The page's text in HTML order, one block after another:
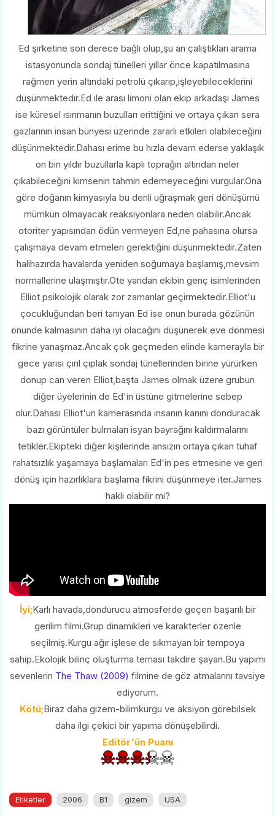
Ed şirketine son derece bağlı olup,şu an çalıştıkları arama
istasyonunda sondaj tünelleri yıllar önce kapatılmasına
rağmen yerin altındaki petrolü çıkarıp,işleyebileceklerini
düşünmektedir.Ed ile arası limoni olan ekip arkadaşı James
ise küresel ısınmanın buzulları erittiğini ve ortaya çıkan sera
gazlarının insan bünyesi üzerinde zararlı etkileri olabileceğini
düşünmektedir.Dahası erime bu hızla devam ederse yaklaşık
on bin yıldır buzullarla kaplı toprağın altından neler
çıkabileceğini kimsenin tahmin edemeyeceğini vurgular.Ona
göre doğanın kimyasıyla bu denli uğraşmak geri dönüşümü
mümkün olmayacak reaksiyonlara neden olabilir.Ancak
otoriter yapısından ödün vermeyen Ed,ne pahasına olursa
çalışmaya devam etmeleri gerektiğini düşünmektedir.Zaten
halihazırda havalarda yeniden soğumaya başlamış,mevsim
normallerine ulaşmıştır.Öte yandan ekibin genç isimlerinden
Elliot psikolojik olarak zor zamanlar geçirmektedir.Elliot'u
çocukluğundan beri tanıyan Ed ise onun burada gözünün
önünde kalmasının daha iyi olacağını düşünerek eve dönmesi
fikrine yanaşmaz.Ancak çok geçmeden elinde kamerayla bir
gece yarısı çırıl çıplak sondaj tünellerinden birine yürürken
donup can veren Elliot,başta James olmak üzere grubun
diğer üyelerinin de Ed'in üstüne gitmelerine sebep
olur.Dahası Elliot'un kamerasında insanın kanını donduracak
bazı görüntüler bulmaları isyan bayrağını kaldırmalarını
tetikler.Ekipteki diğer kişilerinde ansızın ortaya çıkan tuhaf
rahatsızlık yaşamaya başlamaları Ed'in pes etmesine ve geri
dönüş için hazırlıklara başlama fikrini düşünmeye iter.James
haklı olabilir mi?
İyi;Karlı havada,dondurucu atmosferde geçen başarılı bir
gerilim filmi.Grup dinamikleri ve karakterler özenle
seçilmiş.Kurgu ağır işlese de sıkmayan bir tempoya
sahip.Ekolojik bilinç oluşturma teması takdire şayan.Bu yapımı
sevenlerin The Thaw (2009) filmine de göz atmalarını tavsiye
ediyorum.
Kötü;Biraz daha gizem-bilimkurgu ve aksiyon görebilsek
daha ilgi çekici bir yapıma dönüşebilirdi.
Editör'ün Puanı
Etiketler 2006 B1 gizem USA